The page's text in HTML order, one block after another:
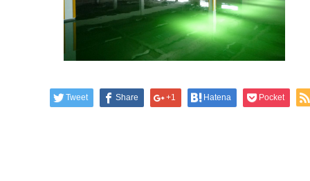
Tweet Share +1 Hatena Pocket